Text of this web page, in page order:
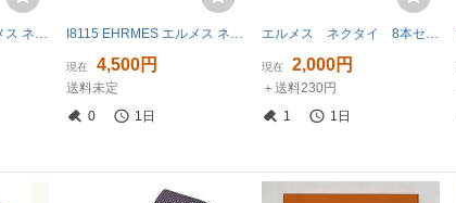
I8116 HERMES エルメス ネクタイ スカーフ柄 シルク100％ 龍 タッセル 刀鍔 フランス製 箱付 I8115 EHRMES エルメス ネクタイ シルク100％ 総柄 3本 まとめて
現在 4,500円
送料未定
0
1日
エルメス ネクタイ 8本セット HERMES ビジネス 総柄 シルク ブルー ネイビー ブラウン ピンク 動物柄 H柄 ジャガード
現在 2,000円
＋送料230円
1
1日